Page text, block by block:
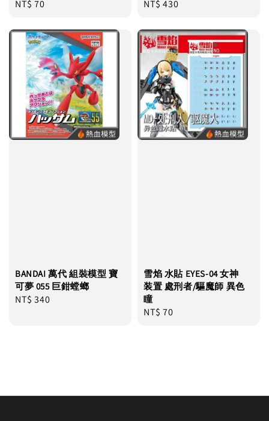
Regular
NT$ 70
Regular
NT$ 430
BANDAI 萬代 組裝模型 寶
可夢 055 巨鉗螳螂
Regular
NT$ 340
雪焰 水貼 EYES-04 女神
装置 處刑者/驅魔師 異色
瞳
Regular
NT$ 70